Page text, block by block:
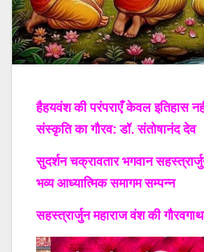
हैहयवंश की परंपराएँ केवल इतिहास
संस्कृति का गौरव: डॉ. संतोषानंद देव
सुदर्शन चक्रावतार भगवान
भव्य आध्यात्मिक समागम सम्पन्न
सहस्त्रार्जुन महाराज वंश की